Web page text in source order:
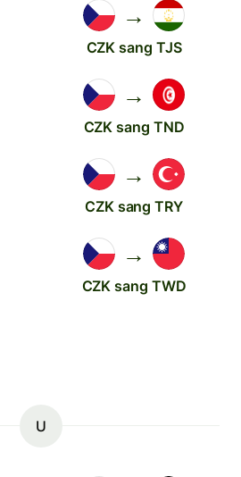
→
CZK sang TJS
→
CZK sang TND
→
CZK sang TRY
→
CZK sang TWD
U